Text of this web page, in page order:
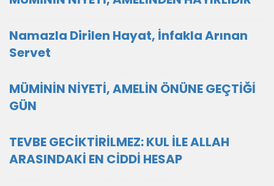
Namazla Dirilen Hayat, İnfakla Arınan
Servet
MÜMİNİN NİYETİ, AMELİN ÖNÜNE GEÇTİĞİ
GÜN
TEVBE GECİKTİRİLMEZ: KUL İLE ALLAH
ARASINDAKİ EN CİDDİ HESAP